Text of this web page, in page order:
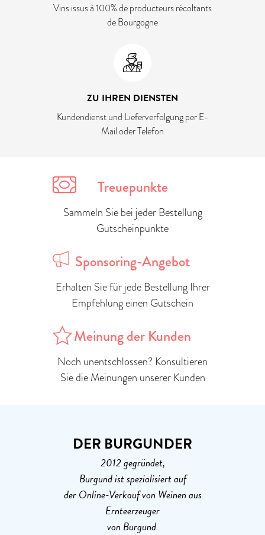
Vins issus à 100% de producteurs récoltants
de Bourgogne
ZU IHREN DIENSTEN
Kundendienst und Lieferverfolgung per E-
Mail oder Telefon
Treuepunkte
Sammeln Sie bei jeder Bestellung
Gutscheinpunkte
Sponsoring-Angebot
Erhalten Sie für jede Bestellung Ihrer
Empfehlung einen Gutschein
Meinung der Kunden
Noch unentschlossen? Konsultieren
Sie die Meinungen unserer Kunden
DER BURGUNDER
2012 gegründet,
Burgund ist spezialisiert auf
der Online-Verkauf von Weinen aus
Ernteerzeuger
von Burgund.